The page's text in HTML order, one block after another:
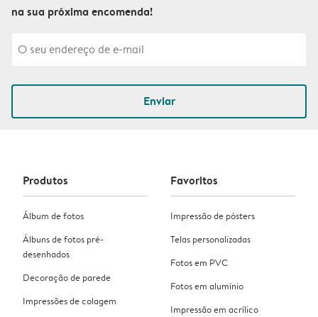
na sua próxima encomenda!
Enviar
Produtos
Álbum de fotos
Álbuns de fotos pré-
desenhados
Decoração de parede
Impressões de colagem
Favoritos
Impressão de pósters
Telas personalizadas
Fotos em PVC
Fotos em alumínio
Impressão em acrílico